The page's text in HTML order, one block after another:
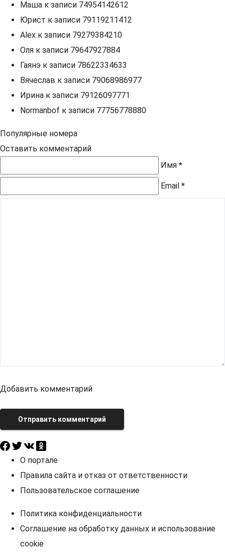
Маша к записи 74954142612
Юрист к записи 79119211412
Alex к записи 79279384210
Оля к записи 79647927884
Гаянэ к записи 78622334633
Вячеслав к записи 79068986977
Ирина к записи 79126097771
Normanbof к записи 77756778880
Популярные номера
Оставить комментарий
Имя *
Email *
Добавить комментарий
Отправить комментарий
О портале
Правила сайта и отказ от ответственности
Пользовательское соглашение
Политика конфиденциальности
Соглашение на обработку данных и использование
cookie